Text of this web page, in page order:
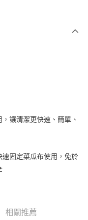
讓清潔更快速、簡單、
固定菜瓜布使用，免於
相關推薦